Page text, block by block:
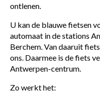
ontlenen.
U kan de blauwe fietsen
automaat in de stations
Berchem. Van daaruit
ons. Daarmee is de fiets
Antwerpen-centrum.
Zo werkt het: